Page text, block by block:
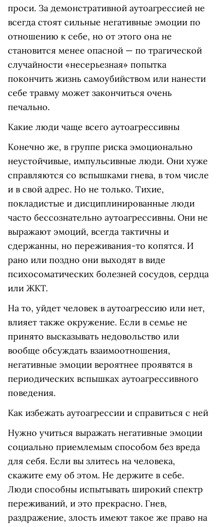
проси. За демонстративной аутоагрессией не
всегда стоят сильные негативные эмоции по
отношению к себе, но от этого она не
становится менее опасной — по трагической
случайности «несерьезная» попытка
покончить жизнь самоубийством или нанести
себе травму может закончиться очень
печально.
Какие люди чаще всего аутоагрессивны
Конечно же, в группе риска эмоционально
неустойчивые, импульсивные люди. Они хуже
справляются со вспышками гнева, в том числе
и в свой адрес. Но не только. Тихие,
покладистые и дисциплинированные люди
часто бессознательно аутоагрессивны. Они не
выражают эмоций, всегда тактичны и
сдержанны, но переживания-то копятся. И
рано или поздно они выходят в виде
психосоматических болезней сосудов, сердца
или ЖКТ.
На то, уйдет человек в аутоагрессию или нет,
влияет также окружение. Если в семье не
принято высказывать недовольство или
вообще обсуждать взаимоотношения,
негативные эмоции вероятнее проявятся в
периодических вспышках аутоагрессивного
поведения.
Как избежать аутоагрессии и справиться с ней
Нужно учиться выражать негативные эмоции
социально приемлемым способом без вреда
для себя. Если вы злитесь на человека,
скажите ему об этом. Не держите в себе.
Люди способны испытывать широкий спектр
переживаний, и это прекрасно. Гнев,
раздражение, злость имеют такое же право на